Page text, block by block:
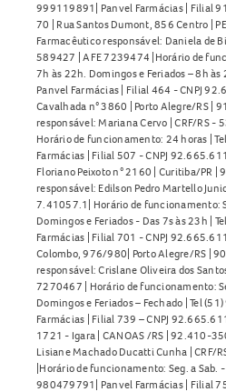
999119891| Panvel Farmácias | Filial
70 | Rua Santos Dumont, 856 Centro |
Farmacêutico responsável: Daniela de
589427 | AFE 7239474 |Horário de
7h às 22h. Domingos e Feriados – 8h às
Panvel Farmácias | Filial 464 - CNPJ
Cavalhada n° 3860 | Porto Alegre/RS |
responsável: Mariana Cervo | CRF/RS -
Horário de funcionamento: 24 horas |
Farmácias | Filial 507 - CNPJ
Floriano Peixoto n° 2160 | Curitiba/PR
responsável: Edilson Pedro Martello
7.41057.1| Horário de funcionamento:
Domingos e Feriados - Das 7s às 23h |
Farmácias | Filial 701 - CNPJ
Colombo, 976/980| Porto Alegre/RS |
responsável: Crislane Oliveira dos
7270467 | Horário de funcionamento:
Domingos e Feriados – Fechado | Tel
Farmácias | Filial 739 – CNPJ
1721 - Igara | CANOAS /RS | 92.410-
Lisiane Machado Ducatti Cunha | CRF/
|Horário de funcionamento: Seg. a Sab.
980479791| Panvel Farmácias | Filial